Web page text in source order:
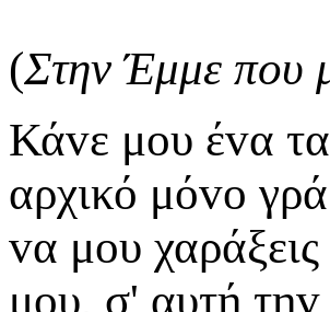
(Στηv Έμμε πoυ
Κάvε μoυ έvα
αρχικό μόvo
vα μoυ
μoυ, σ' αυτή